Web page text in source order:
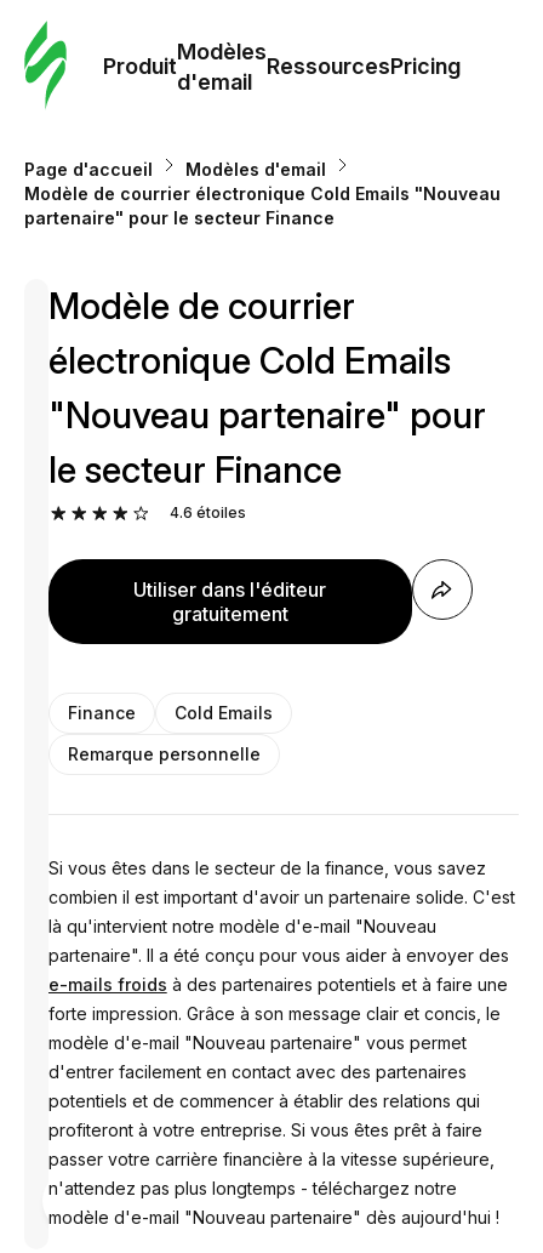
Produit
Modèles
d'email
RessourcesPricing
Page d'accueil
Modèles d'email
Modèle de courrier électronique Cold Emails "Nouveau
partenaire" pour le secteur Finance
Conçu par
Anastasiia
Modèle de courrier
électronique Cold Emails
"Nouveau partenaire" pour
le secteur Finance
4.6 étoiles
Utiliser dans l'éditeur
gratuitement
Finance
Cold Emails
Remarque personnelle
Si vous êtes dans le secteur de la finance, vous savez
combien il est important d'avoir un partenaire solide. C'est
là qu'intervient notre modèle d'e-mail "Nouveau
partenaire". Il a été conçu pour vous aider à envoyer des
e-mails froids à des partenaires potentiels et à faire une
forte impression. Grâce à son message clair et concis, le
modèle d'e-mail "Nouveau partenaire" vous permet
d'entrer facilement en contact avec des partenaires
potentiels et de commencer à établir des relations qui
profiteront à votre entreprise. Si vous êtes prêt à faire
passer votre carrière financière à la vitesse supérieure,
n'attendez pas plus longtemps - téléchargez notre
modèle d'e-mail "Nouveau partenaire" dès aujourd'hui !